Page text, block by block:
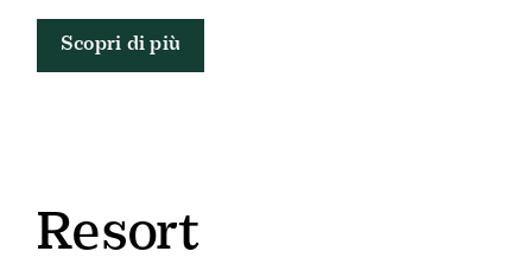
Scopri di più
Resort